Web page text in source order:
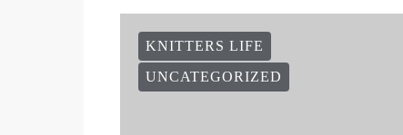
KNITTERS LIFE
UNCATEGORIZED